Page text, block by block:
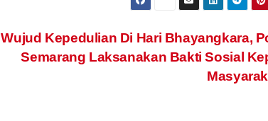
Wujud Kepedulian Di Hari Bhayangkara,
Semarang Laksanakan Bakti Sosial